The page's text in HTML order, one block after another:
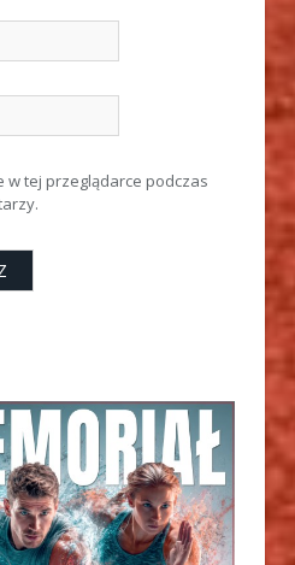
w tej przeglądarce podczas